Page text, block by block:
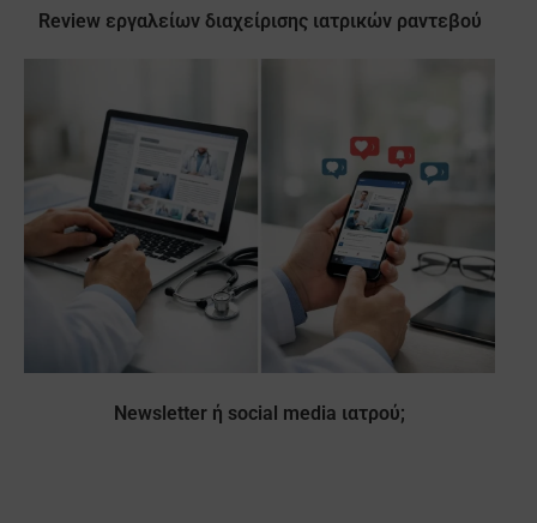
Review εργαλείων διαχείρισης ιατρικών ραντεβού
Newsletter ή social media ιατρού;